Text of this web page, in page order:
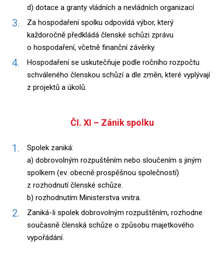
d) dotace a granty vládních a nevládních organizací
Za hospodaření spolku odpovídá výbor, který
každoročně předkládá členské schůzi zprávu
o hospodaření, včetně finanční závěrky.
Hospodaření se uskutečňuje podle ročního rozpočtu
schváleného členskou schůzí a dle změn, které vyplývají
z projektů a úkolů.
ČI. XI – Zánik spolku
Spolek zaniká:
a) dobrovolným rozpuštěním nebo sloučením s jiným
spolkem (ev. obecně prospěšnou společností)
z rozhodnutí členské schůze.
b) rozhodnutím Ministerstva vnitra.
Zaniká-Ii spolek dobrovolným rozpuštěním, rozhodne
současně členská schůze o způsobu majetkového
vypořádání.